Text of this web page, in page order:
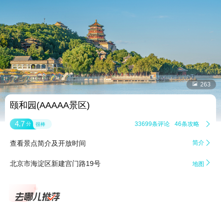
 263
颐和园(AAAAA景区)
4.7 分 很棒 33699条评论 46条攻略 
查看景点简介及开放时间 简介 
北京市海淀区新建宫门路19号 地图 